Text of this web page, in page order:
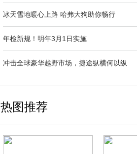
冰天雪地暖心上路 哈弗大狗助你畅行
年检新规！明年3月1日实施
冲击全球豪华越野市场，捷途纵横何以纵
热图推荐